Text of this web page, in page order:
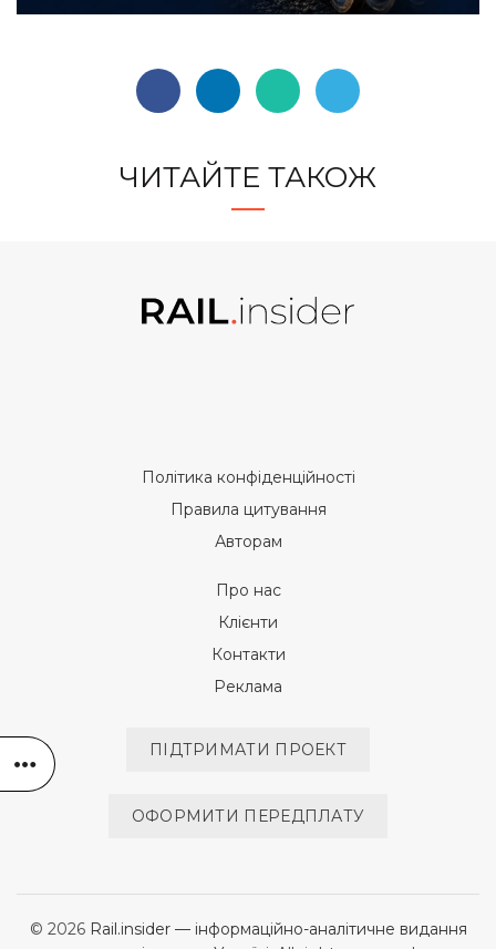
ЧИТАЙТЕ ТАКОЖ
Політика конфіденційності
Правила цитування
Авторам
Про нас
Клієнти
Контакти
Реклама
ПІДТРИМАТИ ПРОЕКТ
ОФОРМИТИ ПЕРЕДПЛАТУ
© 2026 Rail.insider — інформаційно-аналітичне видання